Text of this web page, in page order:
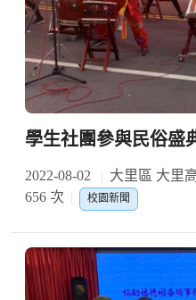
學生社團參與民俗盛
2022-08-02 大里區 大里
656 次
校園新聞